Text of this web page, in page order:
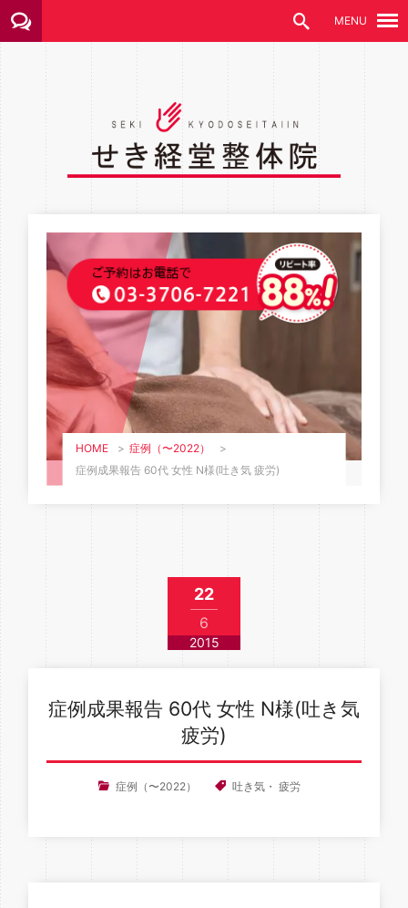
HOME > 症例（〜2022）
>
症例成果報告 60代 女性 N様(吐き気 疲労)
22
6
2015
症例成果報告 60代 女性 N様(吐き気
疲労)
症例（〜2022） 吐き気 ・ 疲労